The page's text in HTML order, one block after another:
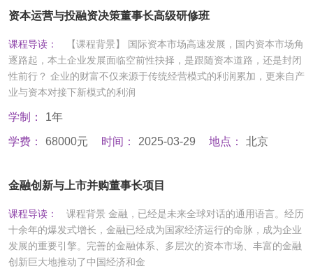
资本运营与投融资决策董事长高级研修班
课程导读：
【课程背景】 国际资本市场高速发展，国内资本市场角
逐路起，本土企业发展面临空前性抉择，是跟随资本道路，还是封闭
性前行？ 企业的财富不仅来源于传统经营模式的利润累加，更来自产
业与资本对接下新模式的利润
学制： 1年
学费： 68000元 时间： 2025-03-29 地点： 北京
金融创新与上市并购董事长项目
课程导读：
课程背景 金融，已经是未来全球对话的通用语言。经历
十余年的爆发式增长，金融已经成为国家经济运行的命脉，成为企业
发展的重要引擎。完善的金融体系、多层次的资本市场、丰富的金融
创新巨大地推动了中国经济和金